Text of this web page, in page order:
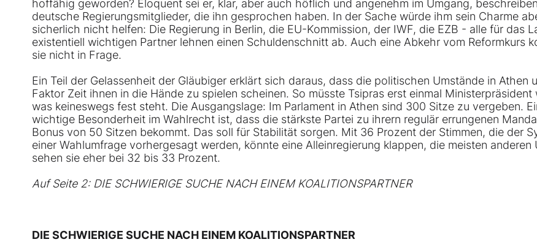
hoffähig geworden? Eloquent sei er, klar, aber auch höflich und angenehm im Umgang,
deutsche Regierungsmitglieder, die ihn gesprochen haben. In der Sache würde ihm sein Charme
sicherlich nicht helfen: Die Regierung in Berlin, die EU-Kommission, der IWF, die EZB - alle für das
existentiell wichtigen Partner lehnen einen Schuldenschnitt ab. Auch eine Abkehr vom Reformkurs
sie nicht in Frage.
Ein Teil der Gelassenheit der Gläubiger erklärt sich daraus, dass die politischen Umstände in Athen
Faktor Zeit ihnen in die Hände zu spielen scheinen. So müsste Tsipras erst einmal Ministerpräsident
was keineswegs fest steht. Die Ausgangslage: Im Parlament in Athen sind 300 Sitze zu vergeben.
wichtige Besonderheit im Wahlrecht ist, dass die stärkste Partei zu ihrern regulär errungenen
Bonus von 50 Sitzen bekommt. Das soll für Stabilität sorgen. Mit 36 Prozent der Stimmen, die der
einer Wahlumfrage vorhergesagt werden, könnte eine Alleinregierung klappen, die meisten anderen
sehen sie eher bei 32 bis 33 Prozent.
Auf Seite 2: DIE SCHWIERIGE SUCHE NACH EINEM KOALITIONSPARTNER
DIE SCHWIERIGE SUCHE NACH EINEM KOALITIONSPARTNER